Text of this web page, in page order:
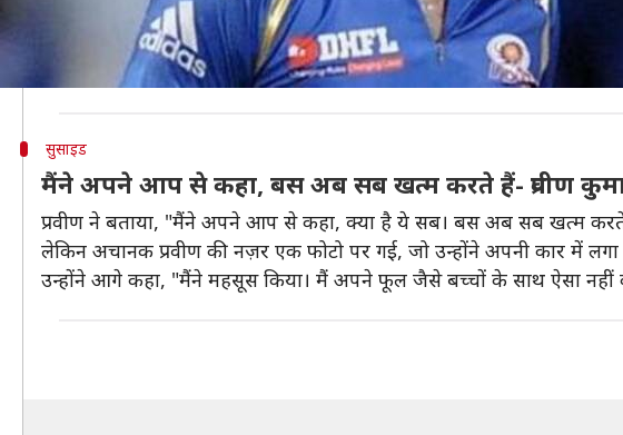
अंग्रज़ी अखबार 'इंडियन एक्सप्रेस' से बातचीत में प्रवीण कुमार ने बताया कि
सुसाइड करने के लिए हरिद्वार हाईवे की ओर निकल गए थे।
गौरतलब है कि अपनी स्विंग के लिए मशहूर प्रवीण ने आठ साल पहले भारत
सुसाइड
मैंने अपने आप से कहा, बस अब सब खत्म करते हैं- प्रवीण
प्रवीण ने बताया, "मैंने अपने आप से कहा, क्या है ये सब। बस अब सब खत्म
लेकिन अचानक प्रवीण की नज़र एक फोटो पर गई, जो उन्होंने अपनी कार में लगा
उन्होंने आगे कहा, "मैंने महसूस किया। मैं अपने फूल जैसे बच्चों के साथ ऐसा